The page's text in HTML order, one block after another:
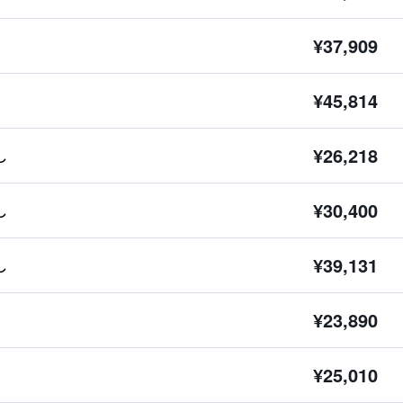
¥37,909
¥45,814
¥26,218
¥30,400
¥39,131
¥23,890
¥25,010